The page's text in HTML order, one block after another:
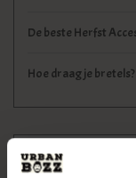
De beste Herfst
Hoe draag je bretels?
Tags